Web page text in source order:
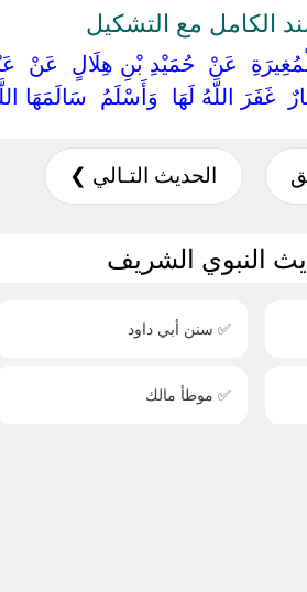
الكامل مع التشكيل
‏عَنْ ‏ ‏حُمَيْدِ بْنِ هِلَالٍ ‏ ‏عَنْ
اللَّهُ لَهَا ‏ ‏وَأَسْلَمُ ‏ ‏سَالَمَهَا
الحديث التـالي ❯
النبوي الشريف
✅ سنن أبي داود
✅ موطأ مالك